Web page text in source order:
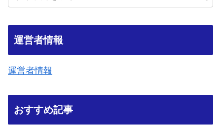
運営者情報
運営者情報
おすすめ記事